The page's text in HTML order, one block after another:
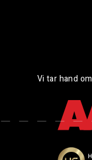
Vi tar hand